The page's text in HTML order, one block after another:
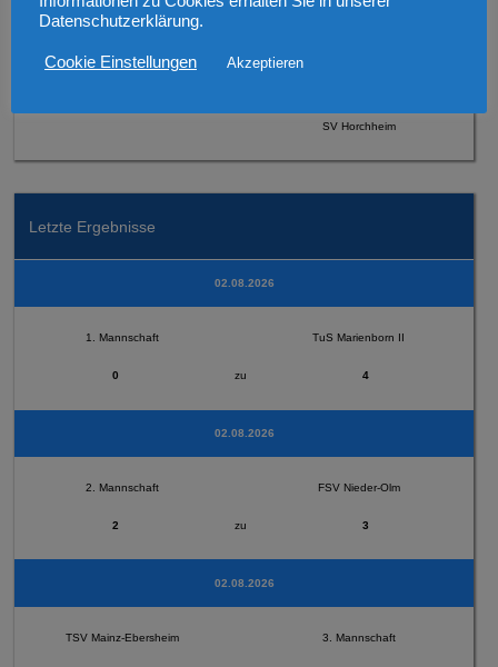
SV Horchheim
Letzte Ergebnisse
02.08.2026
1. Mannschaft TuS Marienborn II
0 zu 4
02.08.2026
2. Mannschaft FSV Nieder-Olm
2 zu 3
02.08.2026
TSV Mainz-Ebersheim 3. Mannschaft
Datenschutzerklärung.
Cookie Einstellungen Akzeptieren